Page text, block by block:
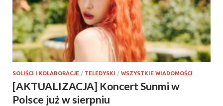
SOLIŚCI I KOLABORACJE / TELEDYSKI / WSZYSTKIE WIADOMOŚCI
[AKTUALIZACJA] Koncert Sunmi w
Polsce już w sierpniu